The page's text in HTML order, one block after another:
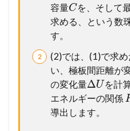
容量Cを、そして
求める、という数
す。
(2)では、(1)で求
い、極板間距離が
の変化量ΔUを計
エネルギーの関係
導出します。